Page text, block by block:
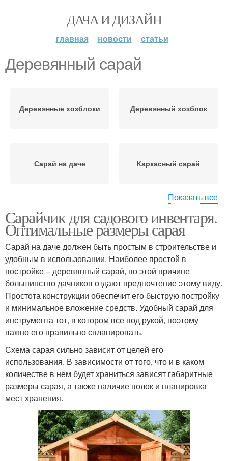
ДАЧА И ДИЗАЙН
главная новости статьи
Деревянный сарай
Деревянные хозблоки Деревянный хозблок
Сарай на даче Каркасный сарай
Сарай для инструмента Сарай для дачи
Показать все
Сарайчик для садового инвентаря.
Оптимальные размеры сарая
Сарай на даче должен быть простым в строительстве и
удобным в использовании. Наиболее простой в
постройке – деревянный сарай, по этой причине
большинство дачников отдают предпочтение этому виду.
Простота конструкции обеспечит его быструю постройку
и минимальное вложение средств. Удобный сарай для
инструмента тот, в котором все под рукой, поэтому
важно его правильно спланировать.
Схема сарая сильно зависит от целей его
использования. В зависимости от того, что и в каком
количестве в нем будет храниться зависят габаритные
размеры сарая, а также наличие полок и планировка
мест хранения.